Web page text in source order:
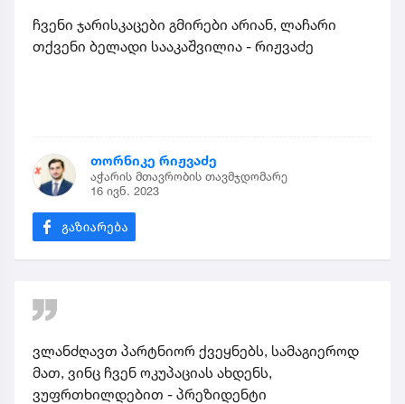
ჩვენი ჯარისკაცები გმირები არიან, ლაჩარი
თქვენი ბელადი სააკაშვილია - რიჟვაძე
თორნიკე რიჟვაძე
აჭარის მთავრობის თავმჯდომარე
16 ივნ. 2023
ვლანძღავთ პარტნიორ ქვეყნებს, სამაგიეროდ
მათ, ვინც ჩვენ ოკუპაციას ახდენს,
ვუფრთხილდებით - პრეზიდენტი